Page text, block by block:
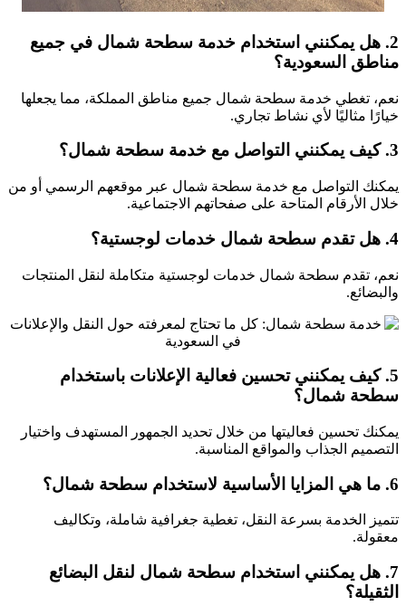
2. هل يمكنني استخدام خدمة سطحة شمال في جميع
مناطق السعودية؟
نعم، تغطي خدمة سطحة شمال جميع مناطق المملكة، مما يجعلها
خيارًا مثاليًا لأي نشاط تجاري.
3. كيف يمكنني التواصل مع خدمة سطحة شمال؟
يمكنك التواصل مع خدمة سطحة شمال عبر موقعهم الرسمي أو من
خلال الأرقام المتاحة على صفحاتهم الاجتماعية.
4. هل تقدم سطحة شمال خدمات لوجستية؟
نعم، تقدم سطحة شمال خدمات لوجستية متكاملة لنقل المنتجات
والبضائع.
5. كيف يمكنني تحسين فعالية الإعلانات باستخدام
سطحة شمال؟
يمكنك تحسين فعاليتها من خلال تحديد الجمهور المستهدف واختيار
التصميم الجذاب والمواقع المناسبة.
6. ما هي المزايا الأساسية لاستخدام سطحة شمال؟
تتميز الخدمة بسرعة النقل، تغطية جغرافية شاملة، وتكاليف
معقولة.
7. هل يمكنني استخدام سطحة شمال لنقل البضائع
الثقيلة؟